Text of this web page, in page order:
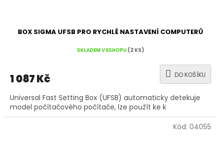
BOX SIGMA UFSB PRO RYCHLÉ NASTAVENÍ COMPUTERŮ
SKLADEM V ESHOPU(2 KS)
1 087 Kč DO KOŠÍKU
Universal Fast Setting Box (UFSB) automaticky detekuje
model počítačového počítače, lze použít ke k
Kód: 04055